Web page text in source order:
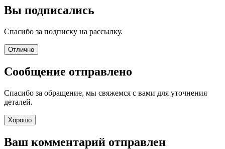
Вы подписались
Спасибо за подписку на рассылку.
Отлично
Сообщение отправлено
Спасибо за обращение, мы свяжемся с вами для уточнения
деталей.
Хорошо
Ваш комментарий отправлен